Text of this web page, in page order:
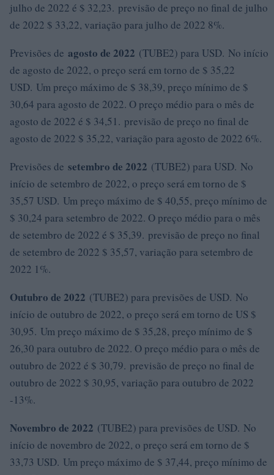
julho de 2022 é $ 32,23. previsão de preço no final de julho
de 2022 $ 33,22, variação para julho de 2022 8%.
Previsões de agosto de 2022 (TUBE2) para USD. No início
de agosto de 2022, o preço será em torno de $ 35,22
USD. Um preço máximo de $ 38,39, preço mínimo de $
30,64 para agosto de 2022. O preço médio para o mês de
agosto de 2022 é $ 34,51. previsão de preço no final de
agosto de 2022 $ 35,22, variação para agosto de 2022 6%.
Previsões de setembro de 2022 (TUBE2) para USD. No
início de setembro de 2022, o preço será em torno de $
35,57 USD. Um preço máximo de $ 40,55, preço mínimo de
$ 30,24 para setembro de 2022. O preço médio para o mês
de setembro de 2022 é $ 35,39. previsão de preço no final
de setembro de 2022 $ 35,57, variação para setembro de
2022 1%.
Outubro de 2022 (TUBE2) para previsões de USD. No
início de outubro de 2022, o preço será em torno de US $
30,95. Um preço máximo de $ 35,28, preço mínimo de $
26,30 para outubro de 2022. O preço médio para o mês de
outubro de 2022 é $ 30,79. previsão de preço no final de
outubro de 2022 $ 30,95, variação para outubro de 2022
-13%.
Novembro de 2022 (TUBE2) para previsões de USD. No
início de novembro de 2022, o preço será em torno de $
33,73 USD. Um preço máximo de $ 37,44, preço mínimo de